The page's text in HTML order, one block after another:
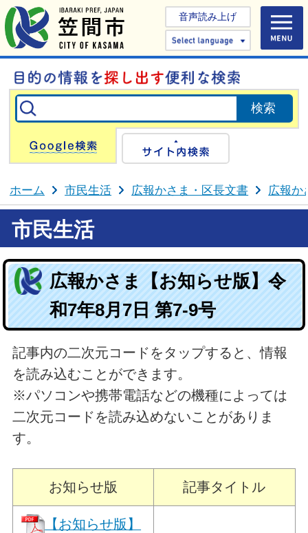
音声読み上げ
Select
Google検索
ホーム 市民生活 広報かさま・区長文書 広報か
市民生活
広報かさま【お知らせ版】令
和7年8月7日 第7-9号
記事内の二次元コードをタップすると、情報
を読み込むことができます。
※パソコンや携帯電話などの機種によっては
二次元コードを読み込めないことがありま
す。
お知らせ版 記事タイトル
【お知らせ版】